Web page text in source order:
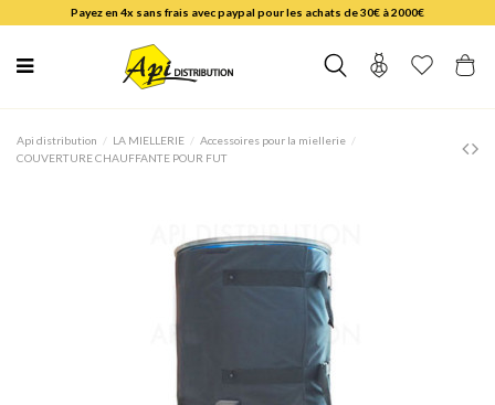
Payez en 4x sans frais avec paypal pour les achats de 30€ à 2000€
Api distribution LA MIELLERIE
Accessoires pour la miellerie
COUVERTURE CHAUFFANTE POUR FUT